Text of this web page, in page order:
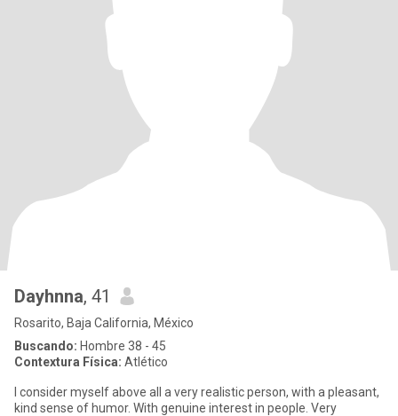
Dayhnna, 41
Rosarito, Baja California, México
Buscando: Hombre 38 - 45
Contextura Física: Atlético
I consider myself above all a very realistic person, with a pleasant,
kind sense of humor. With genuine interest in people. Very